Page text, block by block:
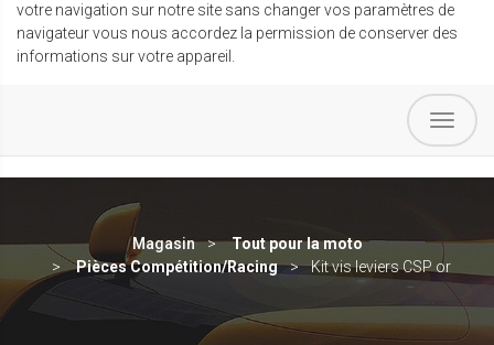
votre navigation sur notre site sans changer vos paramètres de
navigateur vous nous accordez la permission de conserver des
informations sur votre appareil.
Magasin
Tout pour la moto
Pièces Compétition/Racing
Kit vis leviers CSP or